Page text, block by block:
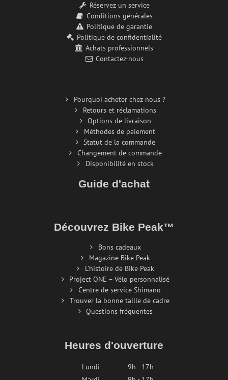
Réservez un service
Conditions générales
Politique de garantie
Politique de confidentialité
Achats professionnels
Contactez-nous
Pourquoi acheter chez nous ?
Retours et réclamations
Options de livraison
Méthodes de paiement
Statut de la commande
Changement de commande
Disponibilité en stock
Guide d'achat
Découvrez Bike Peak™
Bons cadeaux
Magazine Bike Peak
L'histoire de Bike Peak
Project ONE – Vélo personnalisé
Centre de service Shimano
Trouver la bonne taille de cadre
Questions fréquentes
Heures d'ouverture
Lundi
9h - 17h